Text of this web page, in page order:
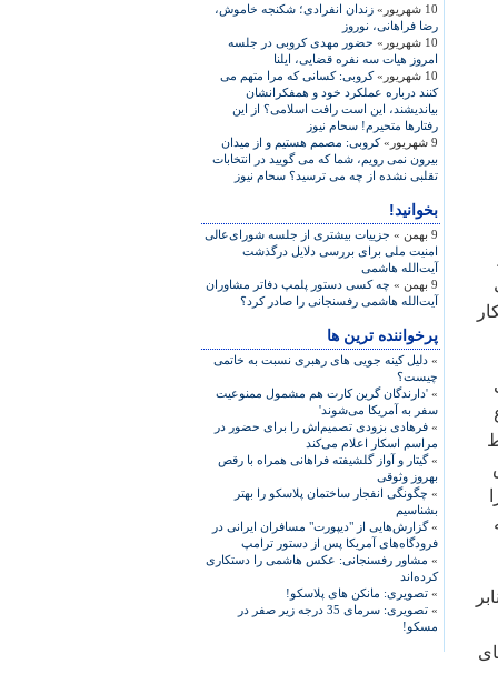
10 شهریور»
زندان انفرادی؛ شکنجه خاموش،
رضا فراهانی، نوروز
10 شهریور»
حضور مهدی کروبی در جلسه
امروز هيات سه نفره قضايی، ايلنا
10 شهریور»
کروبی: کسانی که مرا متهم می
کنند درباره عملکرد خود و همفکرانشان
بيانديشند، اين است رافت اسلامی؟ از اين
رفتارها متحيرم! سحام نيوز
9 شهریور»
کروبی: مصمم هستيم و از ميدان
بيرون نمی رويم، شما که می گوييد در انتخابات
تقلبی نشده از چه می ترسيد؟ سحام نيوز
بخوانید!
9 بهمن »
جزییات بیشتری از جلسه شورای‌عالی
امنیت ملی برای بررسی دلایل درگذشت
آیت‌الله هاشمی
9 بهمن »
چه کسی دستور پلمپ دفاتر مشاوران
آیت‌الله هاشمی رفسنجانی را صادر کرد؟
پرخواننده ترین ها
» دلیل کینه جویی های رهبری نسبت به خاتمی
چیست؟
» 'دارندگان گرین کارت هم مشمول ممنوعیت
سفر به آمریکا می‌شوند'
» فرهادی بزودی تصمیم‌اش را برای حضور در
مراسم اسکار اعلام می‌کند
»گیتار و آواز گلشیفته فراهانی همراه با رقص
بهروز وثوقی
» چگونگی انفجار ساختمان پلاسکو را بهتر
بشناسیم
»گزارش‌هایی از "دیپورت" مسافران ایرانی در
فرودگاه‌های آمریکا پس از دستور ترامپ
» مشاور رفسنجانی: عکس هاشمی را دستکاری
کرده‌اند
» تصویری: مانکن های پلاسکو!
»
تصویری: سرمای 35 درجه زیر صفر در
مسکو!